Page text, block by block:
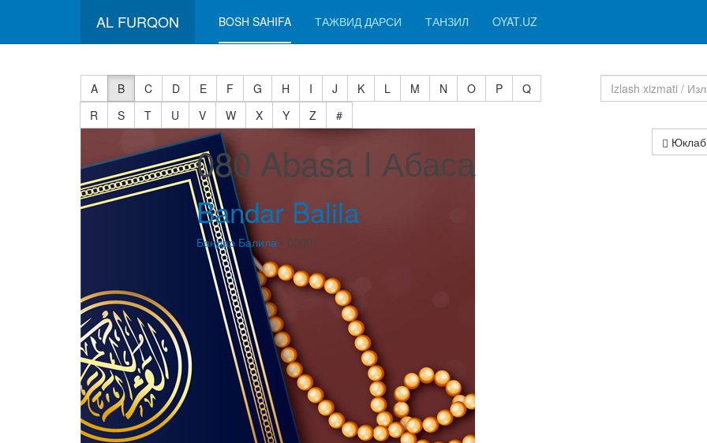
AL FURQON BOSH SAHIFA ТАЖВИД ДАРСИ ТАНЗИЛ OYAT.UZ
A B C D E F G H I J K L M N O P
Q
R
S T U V W X Y Z
#
080 Abasa I Абаса
Bandar Balila
Бандар Балила • 0000